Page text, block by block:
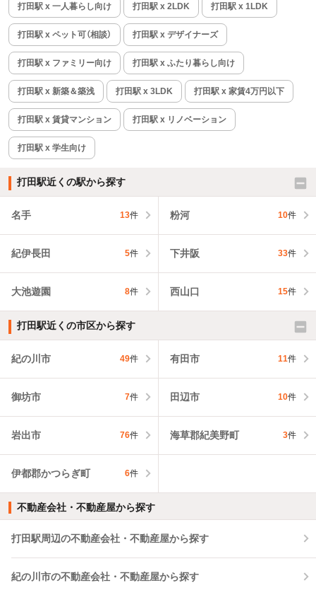
打田駅 x 一人暮らし向け 打田駅 x 2LDK 打田駅 x 1LDK
打田駅 x ペット可（相談） 打田駅 x デザイナーズ
打田駅 x ファミリー向け 打田駅 x ふたり暮らし向け
打田駅 x 新築＆築浅 打田駅 x 3LDK 打田駅 x 家賃4万円以下
打田駅 x 賃貸マンション 打田駅 x リノベーション
打田駅 x 学生向け
打田駅近くの駅から探す
名手 13件 粉河 10件
紀伊長田 5件 下井阪 33件
大池遊園 8件 西山口 15件
打田駅近くの市区から探す
紀の川市 49件 有田市 11件
御坊市 7件 田辺市 10件
岩出市 76件 海草郡紀美野町 3件
伊都郡かつらぎ町 6件
不動産会社・不動産屋から探す
打田駅周辺の不動産会社・不動産屋から探す
紀の川市の不動産会社・不動産屋から探す